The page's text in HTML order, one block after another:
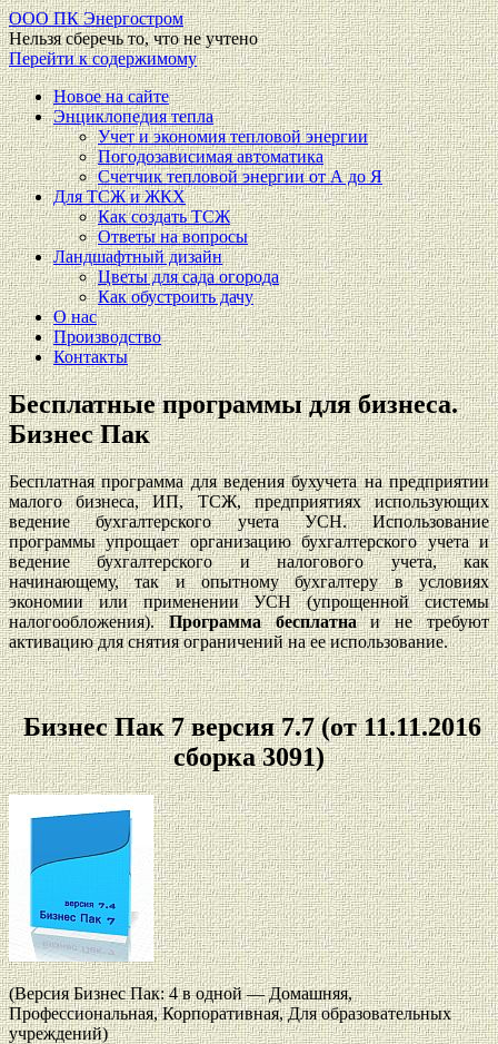
ООО ПК Энергостром
Нельзя сберечь то, что не учтено
Перейти к содержимому
Новое на сайте
Энциклопедия тепла
Учет и экономия тепловой энергии
Погодозависимая автоматика
Счетчик тепловой энергии от А до Я
Для ТСЖ и ЖКХ
Как создать ТСЖ
Ответы на вопросы
Ландшафтный дизайн
Цветы для сада огорода
Как обустроить дачу
О нас
Производство
Контакты
Бесплатные программы для бизнеса.
Бизнес Пак
Бесплатная программа для ведения бухучета на предприятии
малого бизнеса, ИП, ТСЖ, предприятиях использующих
ведение бухгалтерского учета УСН. Использование
программы упрощает организацию бухгалтерского учета и
ведение бухгалтерского и налогового учета, как
начинающему, так и опытному бухгалтеру в условиях
экономии или применении УСН (упрощенной системы
налогообложения).Программа бесплатнаи не требуют
активацию для снятия ограничений на ее использование.
Бизнес Пак 7 версия 7.7 (от 11.11.2016
сборка 3091)
(Версия Бизнес Пак: 4 в одной — Домашняя,
Профессиональная, Корпоративная, Для образовательных
учреждений)